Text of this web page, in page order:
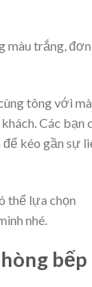
màu trắng, đơn
tông với
Các bạn
kéo gần sự
thể lựa chọn
nhé.
bếp